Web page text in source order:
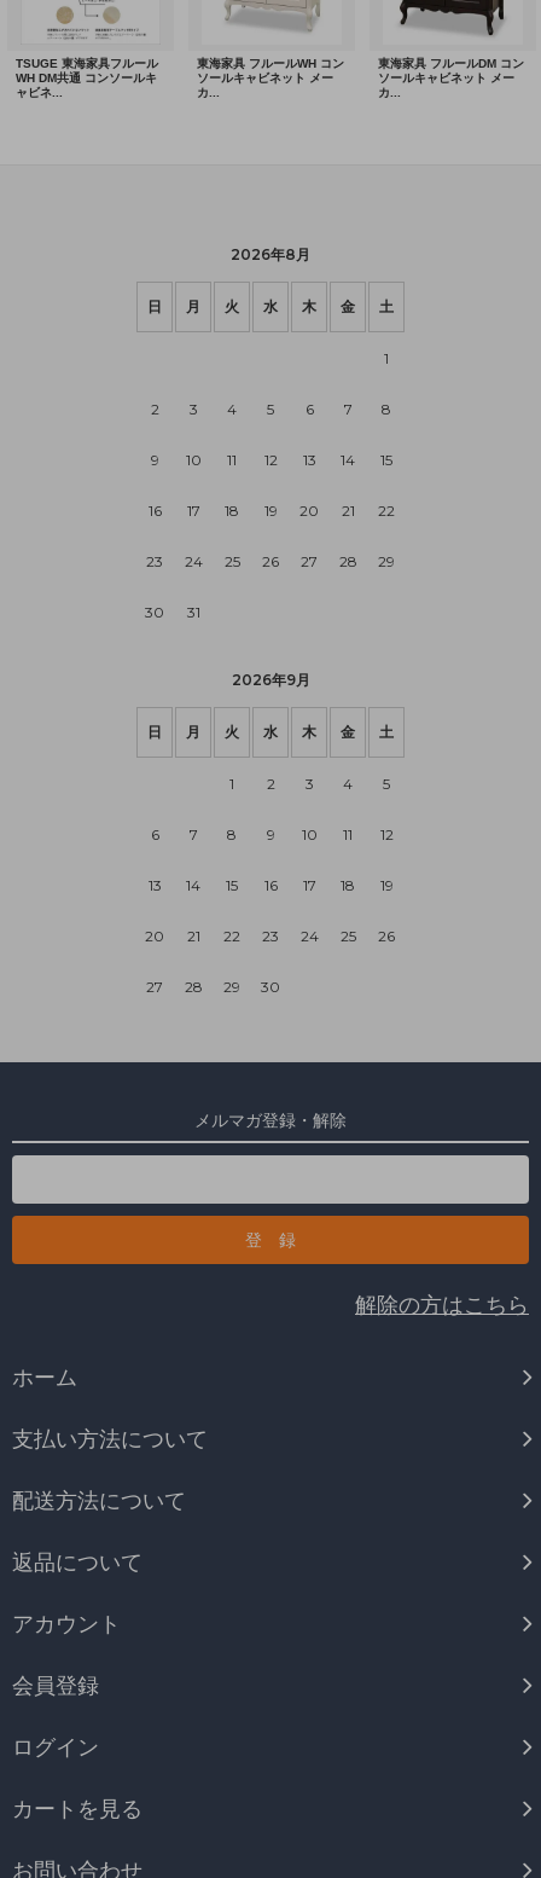
2026年8月
日 月 火 水 木 金 土
1
2 3 4 5 6 7 8
9 10 11 12 13 14 15
16 17 18 19 20 21 22
23 24 25 26 27 28 29
30 31
2026年9月
日 月 火 水 木 金 土
1 2 3 4 5
6 7 8 9 10 11 12
13 14 15 16 17 18 19
20 21 22 23 24 25 26
27 28 29 30
メルマガ登録・解除
解除の方はこちら
ホーム
支払い方法について
配送方法について
返品について
アカウント
会員登録
ログイン
カートを見る
お問い合わせ